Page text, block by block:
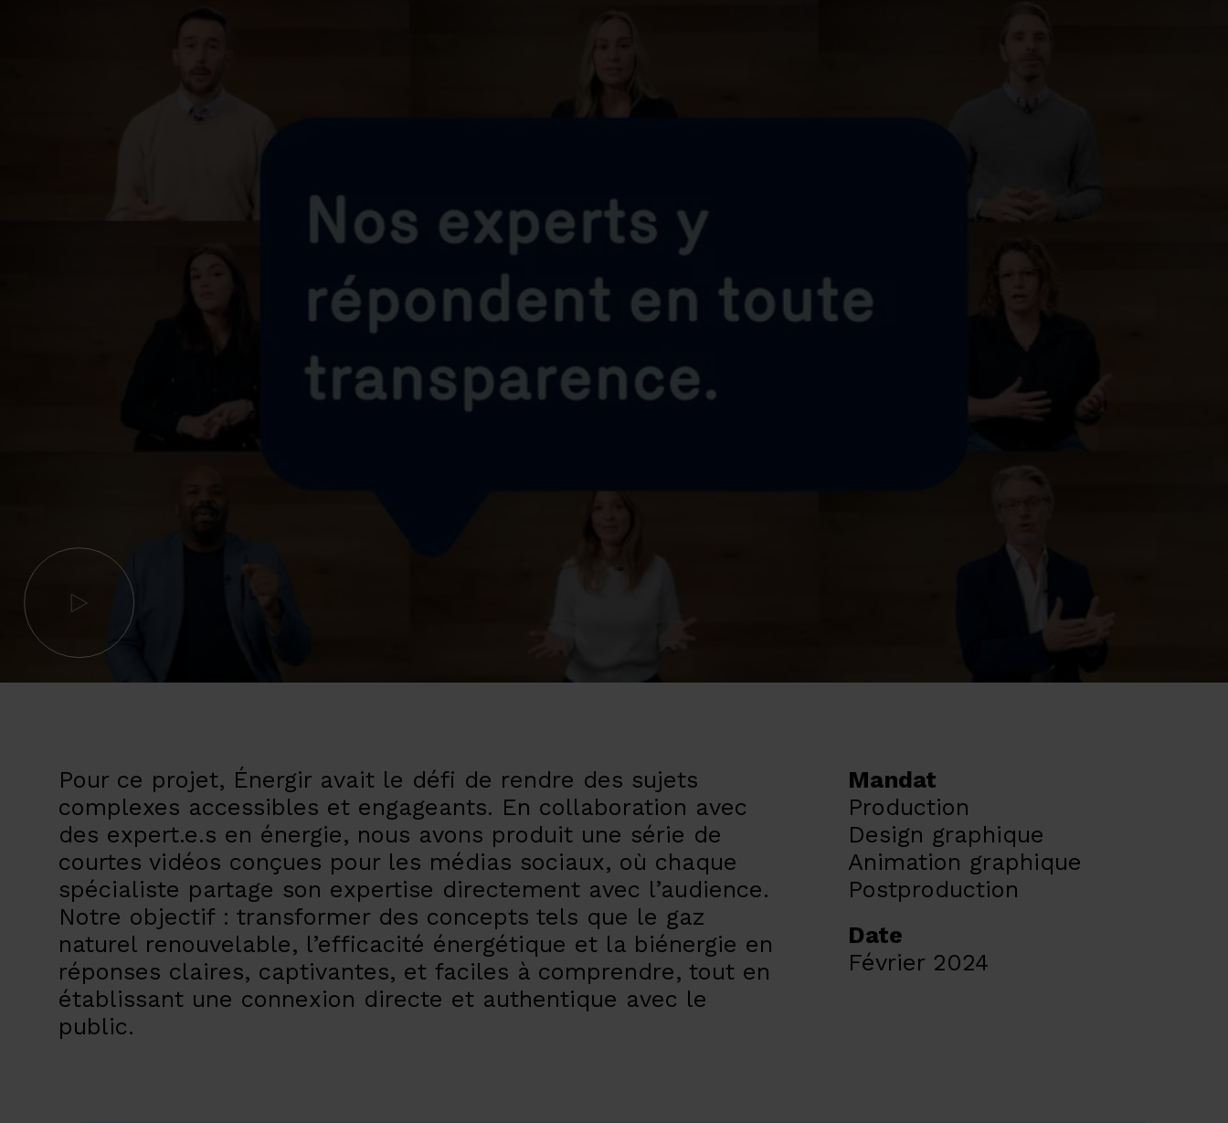
Pour ce projet, Énergir avait le défi de rendre des sujets
complexes accessibles et engageants. En collaboration avec
des expert.e.s en énergie, nous avons produit une série de
courtes vidéos conçues pour les médias sociaux, où chaque
spécialiste partage son expertise directement avec l’audience.
Notre objectif : transformer des concepts tels que le gaz
naturel renouvelable, l’efficacité énergétique et la biénergie en
réponses claires, captivantes, et faciles à comprendre, tout en
établissant une connexion directe et authentique avec le
public.
Mandat
Production
Design graphique
Animation graphique
Postproduction
Date
Février 2024